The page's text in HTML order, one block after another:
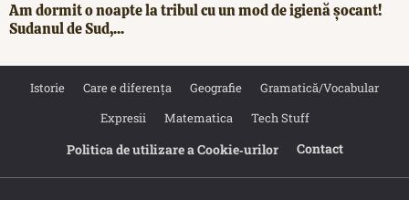
Am dormit o noapte la tribul cu un mod de igienă șocant!
Sudanul de Sud,...
Istorie Care e diferența Geografie
Gramatică/Vocabular
Expresii
Matematica Tech Stuff
Politica de utilizare a Cookie‐urilor Contact